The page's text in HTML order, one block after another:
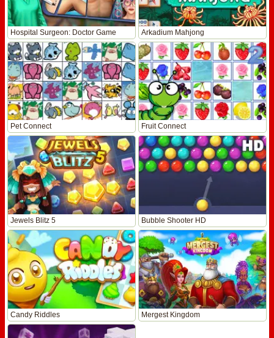
Hospital Surgeon: Doctor Game Arkadium Mahjong
Pet Connect Fruit Connect
Jewels Blitz 5 Bubble Shooter HD
Candy Riddles Mergest Kingdom